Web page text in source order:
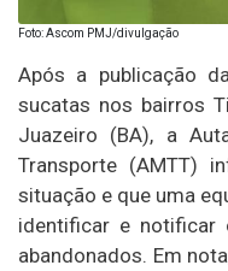
Foto: Ascom PMJ/divulgação
Após a publicação
sucatas nos bairros
Juazeiro (BA), a
Transporte (AMTT)
situação e que uma
identificar e notificar
abandonados. Em